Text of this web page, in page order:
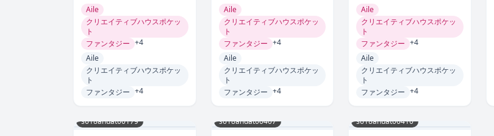
Aile
クリエイティブハウスポケッ
ト
ファンタジー +4
Aile
クリエイティブハウスポケッ
ト
ファンタジー +4
Aile
クリエイティブハウスポケッ
ト
ファンタジー +4
Aile
クリエイティブハウスポケッ
ト
ファンタジー +4
Aile
クリエイティブハウスポケッ
ト
ファンタジー +4
Aile
クリエイティブハウスポケッ
ト
ファンタジー +4
s618ahuat00179 s618ahuat00407 s618ahuat00410